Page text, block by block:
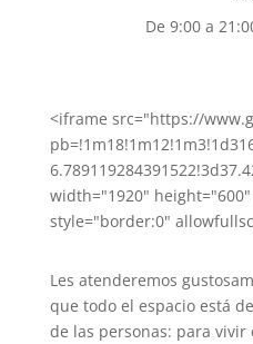
De 9:00 a
<iframe src="https://
width="1920"
style="border:0"
Les atenderemos
que todo el espacio está
de las personas: para